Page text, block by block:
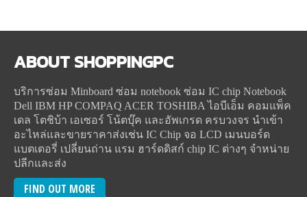
ABOUTSHOPPINGPC
บริการซ่อม Minboard ซ่อม notebook ซ่อม IC chip Notebook
Dell IBM HP COMPAQ ACER TOSHIBA ไอบีเอ็ม คอมแพ็ค
เดล โตชิบ้า เอเซอร์ โน้ตบุ๊ค และอัพเกรด ครบวงจร นำเข้า
อะไหล่และขายราคาส่งเช่น IC Chip จอ LCD เมนบอร์ด
แบตเตอรี่ เปลี่ยนถ่าน แรม ฮาร์ดดิสก์ chip IC ต่างๆ จำหน่าย
ปลีกและส่ง
FIND OUT MORE